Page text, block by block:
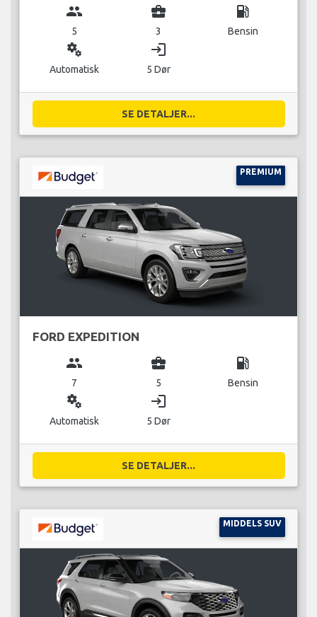
group
5
business_center
3
local_gas_station
Bensin
miscellaneous_services
Automatisk
login
5 Dør
SE DETALJER...
PREMIUM
FORD EXPEDITION
group
7
business_center
5
local_gas_station
Bensin
miscellaneous_services
Automatisk
login
5 Dør
SE DETALJER...
MIDDELS SUV